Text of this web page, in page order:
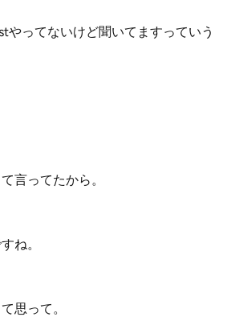
やってないけど聞いてますっていう
言ってたから。
ね。
思って。